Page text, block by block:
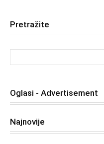
Pretražite
Oglasi - Advertisement
Najnovije